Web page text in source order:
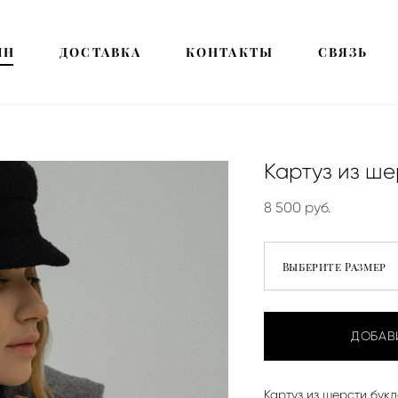
ДОСТАВКА КОНТАКТЫ СВЯЗЬ
ДОСТАВКА КОНТАКТЫ СВЯЗЬ
Картуз из
8 500 pуб.
Выберите Размер
Картуз из шерсти